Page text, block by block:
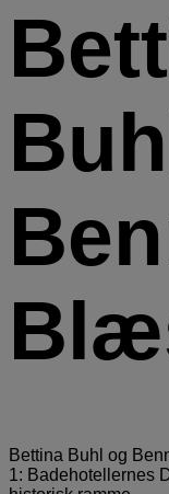
Bettina Buhl og
1: Badehotellernes